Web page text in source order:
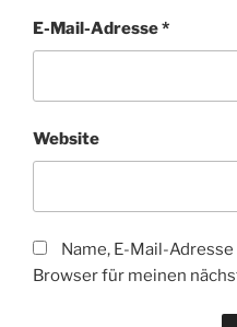
E-Mail-Adresse*
Website
Name, E-Mail-
Browser für meinen